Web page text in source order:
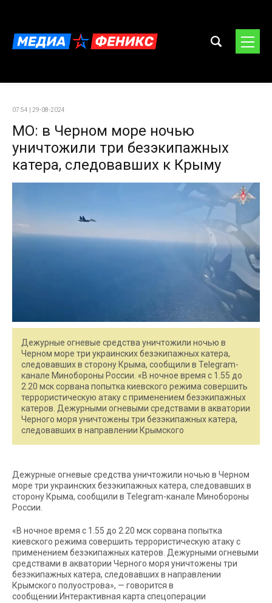
07:54 | 29-08-2024
МО: в Черном море ночью
уничтожили три безэкипажных
катера, следовавших к Крыму
Дежурные огневые средства уничтожили ночью в
Черном море три украинских безэкипажных катера,
следовавших в сторону Крыма, сообщили в Telegram-
канале Минобороны России. «В ночное время с 1.55 до
2.20 мск сорвана попытка киевского режима совершить
террористическую атаку с применением безэкипажных
катеров. Дежурными огневыми средствами в акватории
Черного моря уничтожены три безэкипажных катера,
следовавших в направлении Крымского
Дежурные огневые средства уничтожили ночью в Черном
море три украинских безэкипажных катера, следовавших в
сторону Крыма, сообщили в Telegram-канале Минобороны
России.
«В ночное время с 1.55 до 2.20 мск сорвана попытка
киевского режима совершить террористическую атаку с
применением безэкипажных катеров. Дежурными огневыми
средствами в акватории Черного моря уничтожены три
безэкипажных катера, следовавших в направлении
Крымского полуострова», — говорится в
сообщении.Интерактивная карта спецоперации